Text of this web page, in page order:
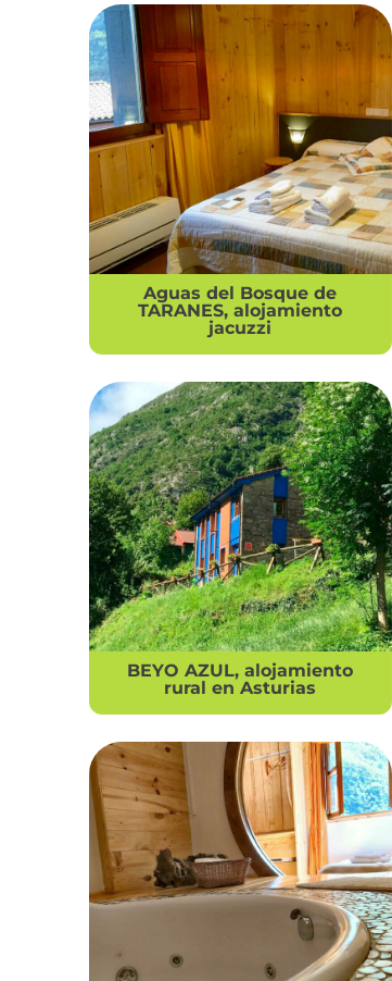
Aguas del Bosque de
TARANES, alojamiento
jacuzzi
BEYO AZUL, alojamiento
rural en Asturias